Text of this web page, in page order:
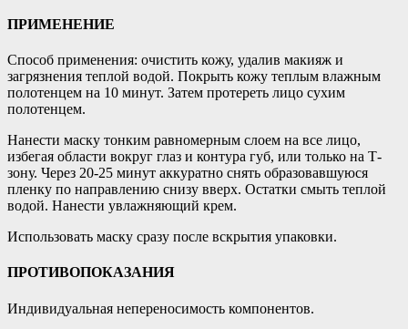
ПРИМЕНЕНИЕ
Способ применения: очистить кожу, удалив макияж и
загрязнения теплой водой. Покрыть кожу теплым влажным
полотенцем на 10 минут. Затем протереть лицо сухим
полотенцем.
Нанести маску тонким равномерным слоем на все лицо,
избегая области вокруг глаз и контура губ, или только на Т-
зону. Через 20-25 минут аккуратно снять образовавшуюся
пленку по направлению снизу вверх. Остатки смыть теплой
водой. Нанести увлажняющий крем.
Использовать маску сразу после вскрытия упаковки.
ПРОТИВОПОКАЗАНИЯ
Индивидуальная непереносимость компонентов.